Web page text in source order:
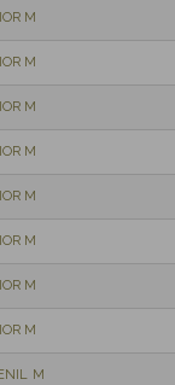
M
M
M
M
M
M
M
M
M